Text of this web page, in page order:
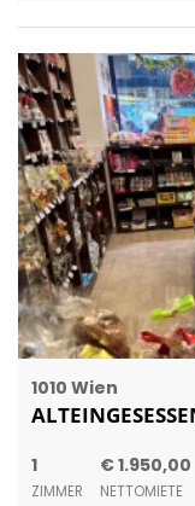
1010 Wien
1
ZIMMER
€ 1.950,00
NETTOMIETE